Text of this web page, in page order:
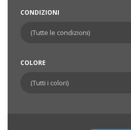
CONDIZIONI
COLORE